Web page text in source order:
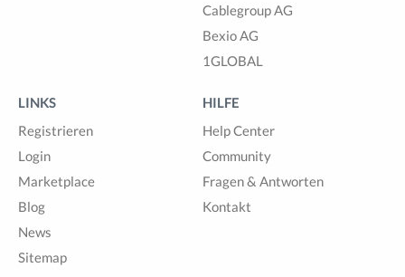
Cablegroup AG
Bexio AG
1GLOBAL
LINKS
Registrieren
Login
Marketplace
Blog
News
Sitemap
HILFE
Help Center
Community
Fragen & Antworten
Kontakt